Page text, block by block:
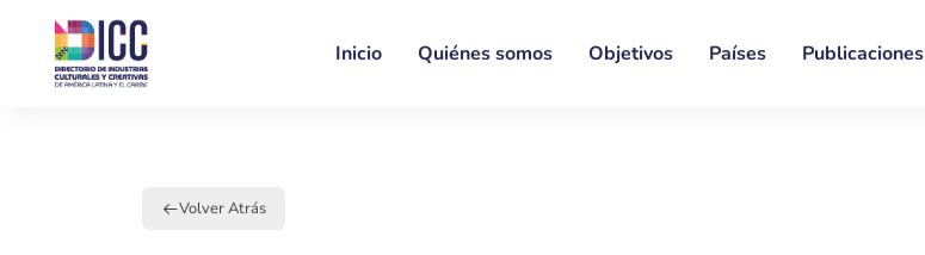
Inicio Quiénes somos Objetivos Países Publicaciones
Volver Atrás